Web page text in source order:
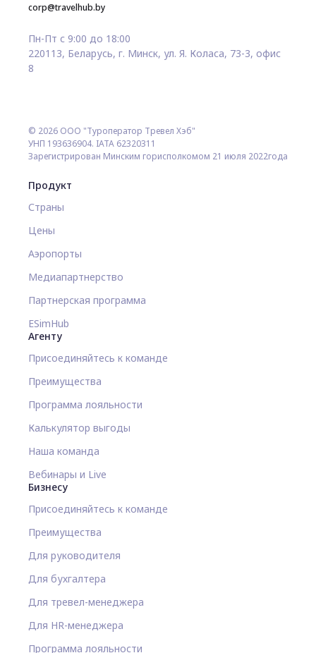
corp@travelhub.by
Пн-Пт с 9:00 до 18:00
220113, Беларусь, г. Минск, ул. Я. Коласа, 73-3, офис
8
© 2026 ООО "Туроператор Тревел Хэб"
УНП 193636904. IATA 62320311
Зарегистрирован Минским горисполкомом 21 июля 2022года
Продукт
Страны
Цены
Аэропорты
Медиапартнерство
Партнерская программа
ESimHub
Агенту
Присоединяйтесь к команде
Преимущества
Программа лояльности
Калькулятор выгоды
Наша команда
Вебинары и Live
Бизнесу
Присоединяйтесь к команде
Преимущества
Для руководителя
Для бухгалтера
Для тревел-менеджера
Для HR-менеджера
Программа лояльности